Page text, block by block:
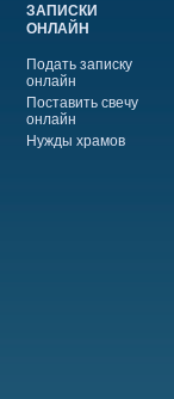
ЗАПИСКИ
ОНЛАЙН
Подать записку
онлайн
Поставить свечу
онлайн
Нужды храмов